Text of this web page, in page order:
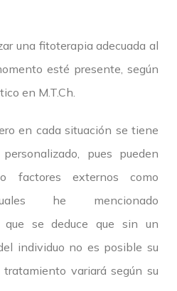
una fitoterapia adecuada al
esté presente, según
en M.T.Ch.
en cada situación se tiene
pues pueden
factores externos como
he mencionado
que se deduce que sin un
individuo no es posible su
variará según su